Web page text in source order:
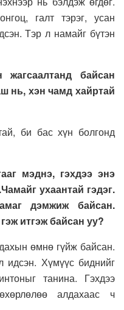
галт тэрэг, усан
Тэр л намайг бүтэн
байсан
нь, хэн чамд хайртай
би бас хүн болгонд
мэднэ, гэхдээ энэ
ухаантай гэдэг.
дэмжиж байсан.
итгэж байсан уу?
өмнө гүйж байсан.
идсэн. Хүмүүс биднийг
танина. Гэхдээ
алдахаас ч